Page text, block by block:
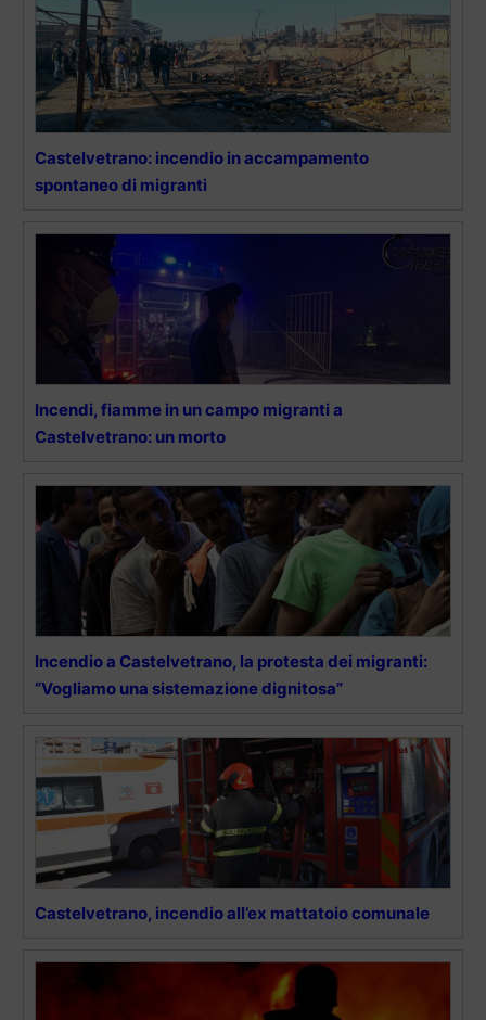
Castelvetrano: incendio in accampamento
spontaneo di migranti
Incendi, fiamme in un campo migranti a
Castelvetrano: un morto
Incendio a Castelvetrano, la protesta dei migranti:
“Vogliamo una sistemazione dignitosa”
Castelvetrano, incendio all’ex mattatoio comunale